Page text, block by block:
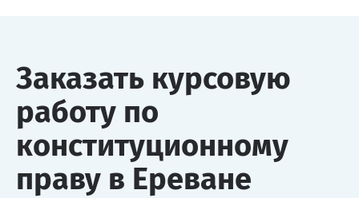
Заказать курсовую
работу по
конституционному
праву в Ереване